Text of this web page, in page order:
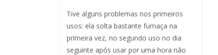
Tive alguns problemas nos primeiros
usos: ela solta bastante fumaça na
primeira vez, no segundo uso no dia
seguinte após usar por uma hora não